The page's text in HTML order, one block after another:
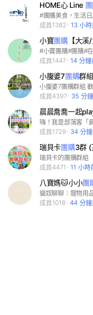
HOME心 Line
成員1382
13 小
小寶團購【大溪/
#小寶團購#團購#
成員1447
14 分鐘
小腹婆7團購群組
成員4397
35 分
晨晨喬喬一起
成員1729
34 分
瑞貝卡團購3群 (
瑞貝卡的團購群組
成員4471
11 小時
八寶媽🐱小小團
貓奴聊聊｜寵物用
成員1018
44 分